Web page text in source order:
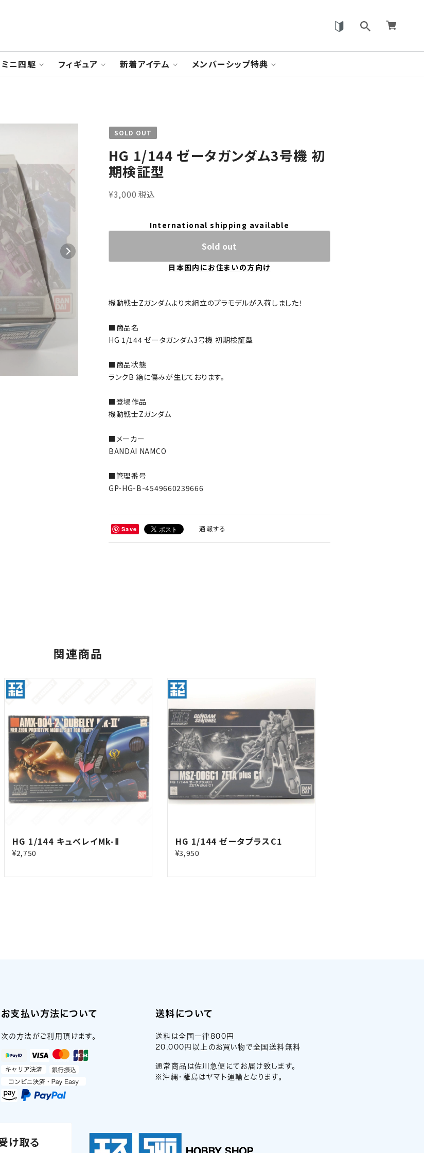
ミニ四駆 フィギュア 新着アイテム メンバーシップ特典
SOLD OUT
HG 1/144 ゼータガンダム3号機 初
期検証型
¥3,000 税込
International shipping available
Sold out
日本国内にお住まいの方向け
機動戦士Zガンダムより未組立のプラモデルが入荷しました！
■商品名
HG 1/144 ゼータガンダム3号機 初期検証型
■商品状態
ランクB 箱に傷みが生じております。
■登場作品
機動戦士Zガンダム
■メーカー
BANDAI NAMCO
■管理番号
GP-HG-B-4549660239666
Save 通報する
関連商品
HG 1/144 キュベレイMk-Ⅱ
¥2,750
HG 1/144 ゼータプラスC1
¥3,950
お支払い方法について
次の方法がご利用頂けます。
送料について
送料は全国一律800円
20,000円以上のお買い物で全国送料無料
通常商品は佐川急便にてお届け致します。
※沖縄・離島はヤマト運輸となります。
け取る